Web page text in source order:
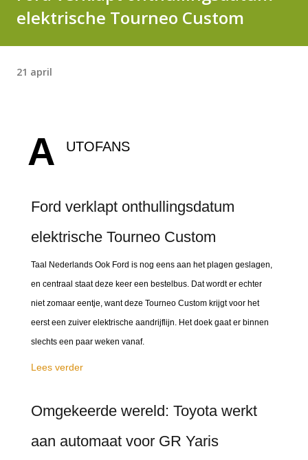
elektrische Tourneo Custom
21 april
A UTOFANS
Ford verklapt onthullingsdatum
elektrische Tourneo Custom
Taal Nederlands Ook Ford is nog eens aan het plagen geslagen,
en centraal staat deze keer een bestelbus. Dat wordt er echter
niet zomaar eentje, want deze Tourneo Custom krijgt voor het
eerst een zuiver elektrische aandrijflijn. Het doek gaat er binnen
slechts een paar weken vanaf.
Lees verder
Omgekeerde wereld: Toyota werkt
aan automaat voor GR Yaris